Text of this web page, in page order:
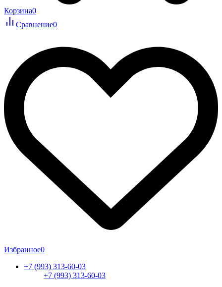
Корзина0
Сравнение0
Избранное0
+7 (993) 313-60-03
+7 (993) 313-60-03